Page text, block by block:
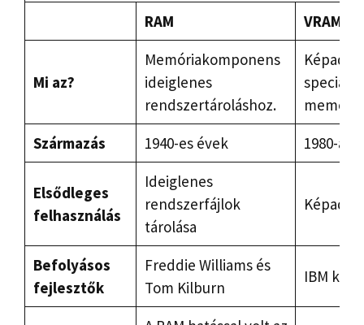
RAM
VRAM
Mi az?
Memóriakomponens
ideiglenes
rendszertároláshoz.
Származás
1940-es évek 1980-as
Elsődleges
felhasználás
Ideiglenes
rendszerfájlok
tárolása
Befolyásos
fejlesztők
Freddie Williams és
Tom Kilburn
IBM